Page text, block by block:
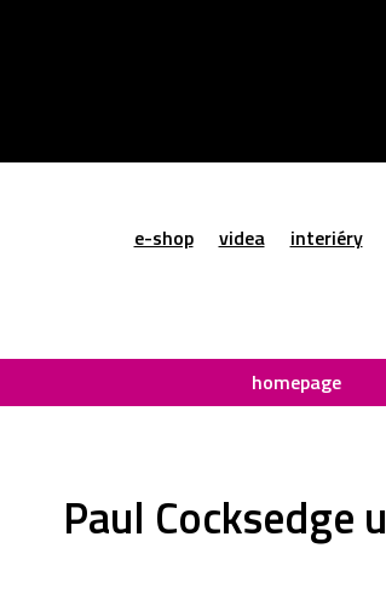
e-shop videa interiéry
homepage
Paul Cocksedge